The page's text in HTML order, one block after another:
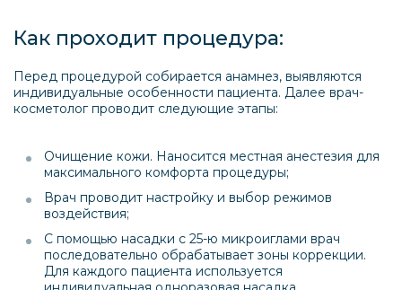
Как проходит процедура:
Перед процедурой собирается анамнез, выявляются
индивидуальные особенности пациента. Далее врач-
косметолог проводит следующие этапы:
Очищение кожи. Наносится местная анестезия для
максимального комфорта процедуры;
Врач проводит настройку и выбор режимов
воздействия;
С помощью насадки с 25-ю микроиглами врач
последовательно обрабатывает зоны коррекции.
Для каждого пациента используется